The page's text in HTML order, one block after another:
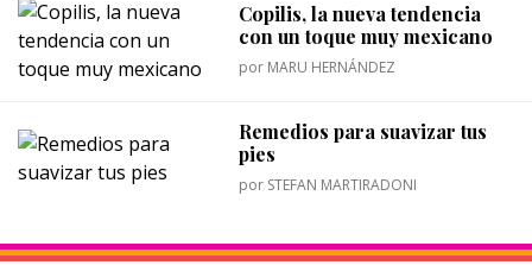
Copilis, la nueva tendencia
con un toque muy mexicano
por MARU HERNÁNDEZ
Remedios para suavizar tus
pies
por STEFAN MARTIRADONI